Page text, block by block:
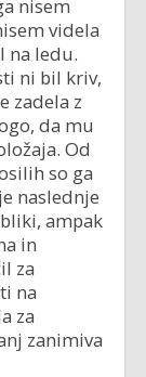
nisem
videla
na ledu.
ni bil kriv,
zadela z
da mu
Od
so ga
naslednje
ampak
in
za
na
za
zanimiva